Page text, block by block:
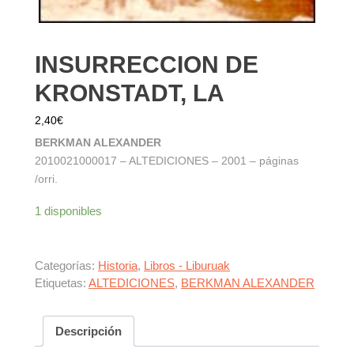
INSURRECCION DE
KRONSTADT, LA
2,40€
BERKMAN ALEXANDER
2010021000017 – ALTEDICIONES – 2001 – páginas
/orri.
1 disponibles
Categorías: Historia, Libros - Liburuak
Etiquetas: ALTEDICIONES, BERKMAN ALEXANDER
Descripción